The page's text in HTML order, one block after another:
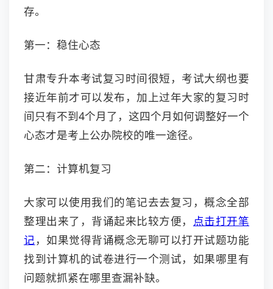
存。
第一：稳住心态
甘肃专升本考试复习时间很短，考试大纲也要
接近年前才可以发布，加上过年大家的复习时
间只有不到4个月了，这四个月如何调整好一个
心态才是考上公办院校的唯一途径。
第二：计算机复习
大家可以使用我们的笔记去去复习，概念全部
整理出来了，背诵起来比较方便， 点击打开笔
记 ，如果觉得背诵概念无聊可以打开试题功能
找到计算机的试卷进行一个测试，如果哪里有
问题就抓紧在哪里查漏补缺。